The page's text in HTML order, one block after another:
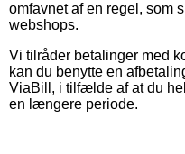
omfavnet af en regel, som
webshops.
Vi tilråder betalinger med
kan du benytte en
ViaBill, i tilfælde af at du
en længere periode.